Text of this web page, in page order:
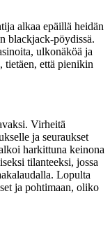
alkaa epäillä heidän
blackjack-pöydissä.
ulkonäköä ja
tietäen, että pienikin
Virheitä
ja seuraukset
harkittuna keinona
tilanteeksi, jossa
Lopulta
ja pohtimaan, oliko